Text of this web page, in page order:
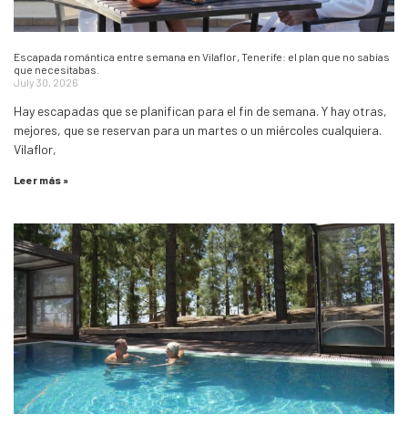
Escapada romántica entre semana en Vilaflor, Tenerife: el plan que no sabías
que necesitabas.
July 30, 2026
Hay escapadas que se planifican para el fin de semana. Y hay otras,
mejores, que se reservan para un martes o un miércoles cualquiera.
Vilaflor,
Leer más »